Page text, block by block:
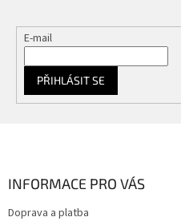
E-mail
PŘIHLÁSIT SE
INFORMACE PRO VÁS
Doprava a platba